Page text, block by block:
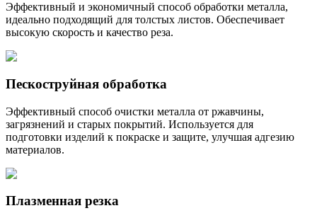
Эффективный и экономичный способ обработки металла,
идеально подходящий для толстых листов. Обеспечивает
высокую скорость и качество реза.
Пескоструйная обработка
Эффективный способ очистки металла от ржавчины,
загрязнений и старых покрытий. Используется для
подготовки изделий к покраске и защите, улучшая адгезию
материалов.
Плазменная резка